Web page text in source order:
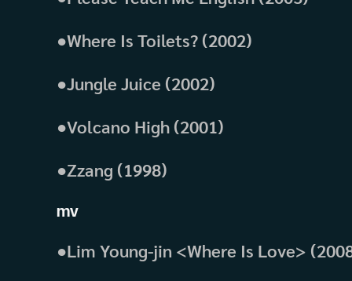
●Where Is Toilets? (2002)
●Jungle Juice (2002)
●Volcano High (2001)
●Zzang (1998)
mv
●Lim Young-jin <Where Is Love>